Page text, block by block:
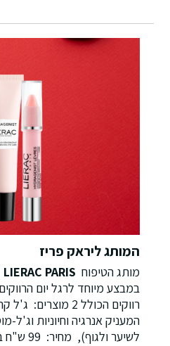
המותג ליראק פריז
מותג הטיפוח LIERAC PARIS
במבצע מיוחד לרגל יום
רווקים הכולל 2
לשיער ולגוף), מחיר: 99 ש"ח במקום 158 ₪.